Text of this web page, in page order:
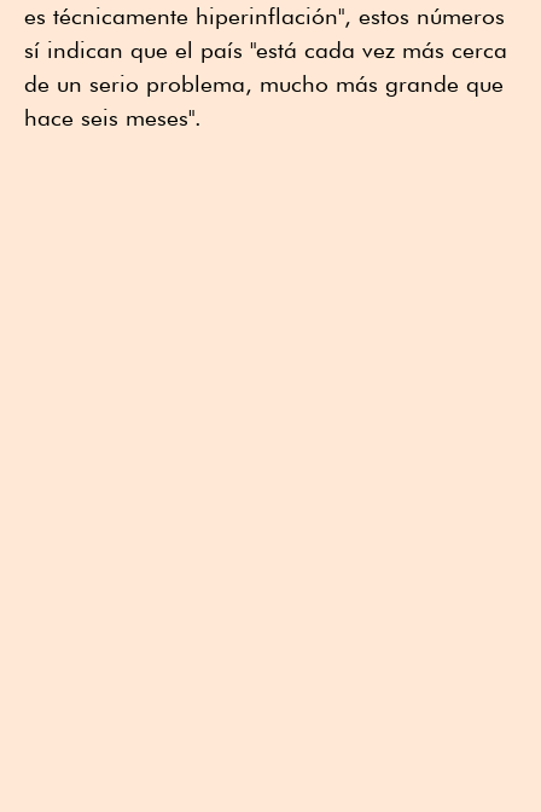
es técnicamente hiperinflación", estos números
sí indican que el país "está cada vez más cerca
de un serio problema, mucho más grande que
hace seis meses".